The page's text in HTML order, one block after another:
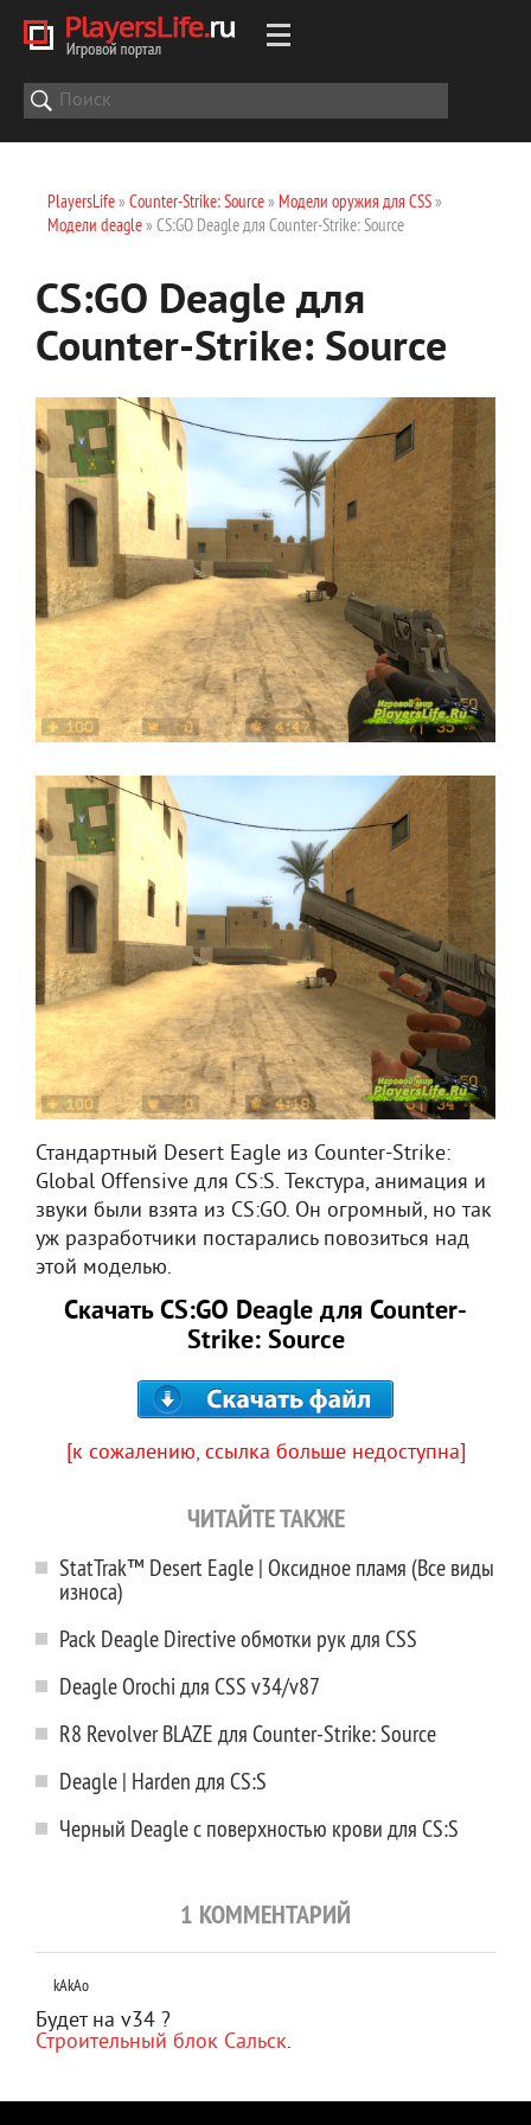
PlayersLife» Counter-Strike: Source» Модели оружия для CSS»
Модели deagle» CS:GO Deagle для Counter-Strike: Source
CS:GO Deagle для
Counter-Strike: Source
Стандартный Desert Eagle из Counter-Strike:
Global Offensive для CS:S. Текстура, анимация и
звуки были взята из CS:GO. Он огромный, но так
уж разработчики постарались повозиться над
этой моделью.
Скачать CS:GO Deagle для Counter-
Strike: Source
[к сожалению, ссылка больше недоступна]
ЧИТАЙТЕ ТАКЖЕ
StatTrak™ Desert Eagle | Оксидное пламя (Все виды
износа)
Pack Deagle Directive обмотки рук для CSS
Deagle Orochi для CSS v34/v87
R8 Revolver BLAZE для Counter-Strike: Source
Deagle | Harden для CS:S
Черный Deagle с поверхностью крови для CS:S
1 КОММЕНТАРИЙ
kAkAo
Будет на v34 ?
Строительный блок Сальск.